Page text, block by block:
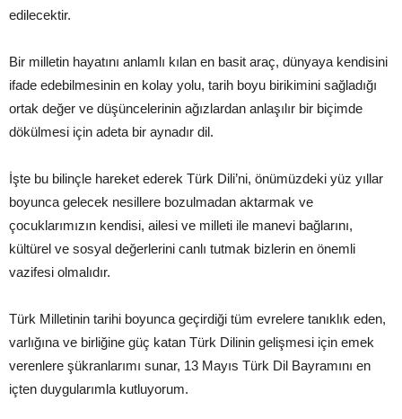
edilecektir.
Bir milletin hayatını anlamlı kılan en basit araç, dünyaya kendisini
ifade edebilmesinin en kolay yolu, tarih boyu birikimini sağladığı
ortak değer ve düşüncelerinin ağızlardan anlaşılır bir biçimde
dökülmesi için adeta bir aynadır dil.
İşte bu bilinçle hareket ederek Türk Dili’ni, önümüzdeki yüz yıllar
boyunca gelecek nesillere bozulmadan aktarmak ve
çocuklarımızın kendisi, ailesi ve milleti ile manevi bağlarını,
kültürel ve sosyal değerlerini canlı tutmak bizlerin en önemli
vazifesi olmalıdır.
Türk Milletinin tarihi boyunca geçirdiği tüm evrelere tanıklık eden,
varlığına ve birliğine güç katan Türk Dilinin gelişmesi için emek
verenlere şükranlarımı sunar, 13 Mayıs Türk Dil Bayramını en
içten duygularımla kutluyorum.